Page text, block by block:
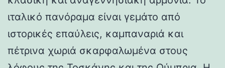
ιταλικό πανόραμα είναι γεμάτο από
ιστορικές επαύλεις, καμπαναριά και
πέτρινα χωριά σκαρφαλωμένα στους